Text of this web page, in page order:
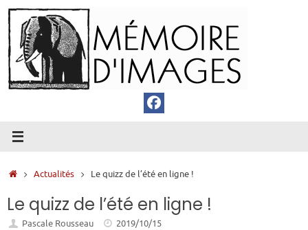
Passer
au
contenu
Accueil
Actualités Le quizz de l’été en ligne !
Le quizz de l’été en ligne !
Pascale Rousseau
2019/10/15